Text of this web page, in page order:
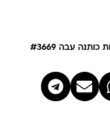
עבה #3669